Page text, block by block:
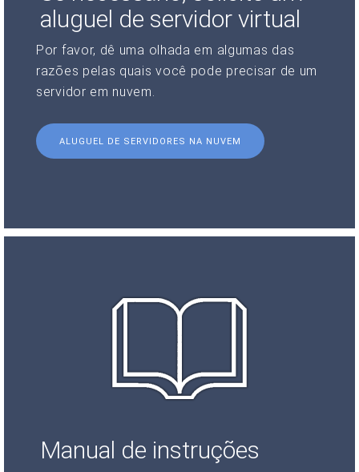
aluguel de servidor virtual
Por favor, dê uma olhada em algumas das
razões pelas quais você pode precisar de um
servidor em nuvem.
ALUGUEL DE SERVIDORES NA NUVEM
Manual de instruções